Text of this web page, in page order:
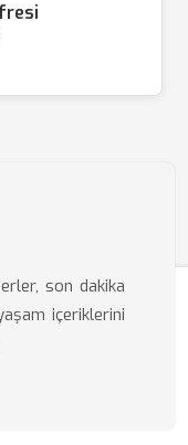
son dakika
içeriklerini